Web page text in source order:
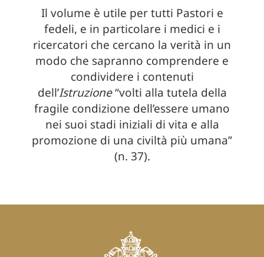
Il volume è utile per tutti Pastori e
fedeli, e in particolare i medici e i
ricercatori che cercano la verità in un
modo che sapranno comprendere e
condividere i contenuti
dell’Istruzione“volti alla tutela della
fragile condizione dell’essere umano
nei suoi stadi iniziali di vita e alla
promozione di una civiltà più umana”
(n. 37).